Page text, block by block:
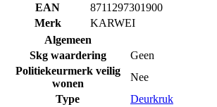
EAN
8711297301900
Merk
KARWEI
Algemeen
Skg waardering
Geen
Politiekeurmerk veilig
wonen
Nee
Type
Deurkruk